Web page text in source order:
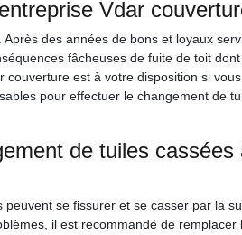
Vdar
des années de bons et loyaux
fâcheuses de fuite de toit
est à votre disposition si vous
pour effectuer le changement de
de tuiles cassées
se fissurer et se casser par la
il est recommandé de remplacer